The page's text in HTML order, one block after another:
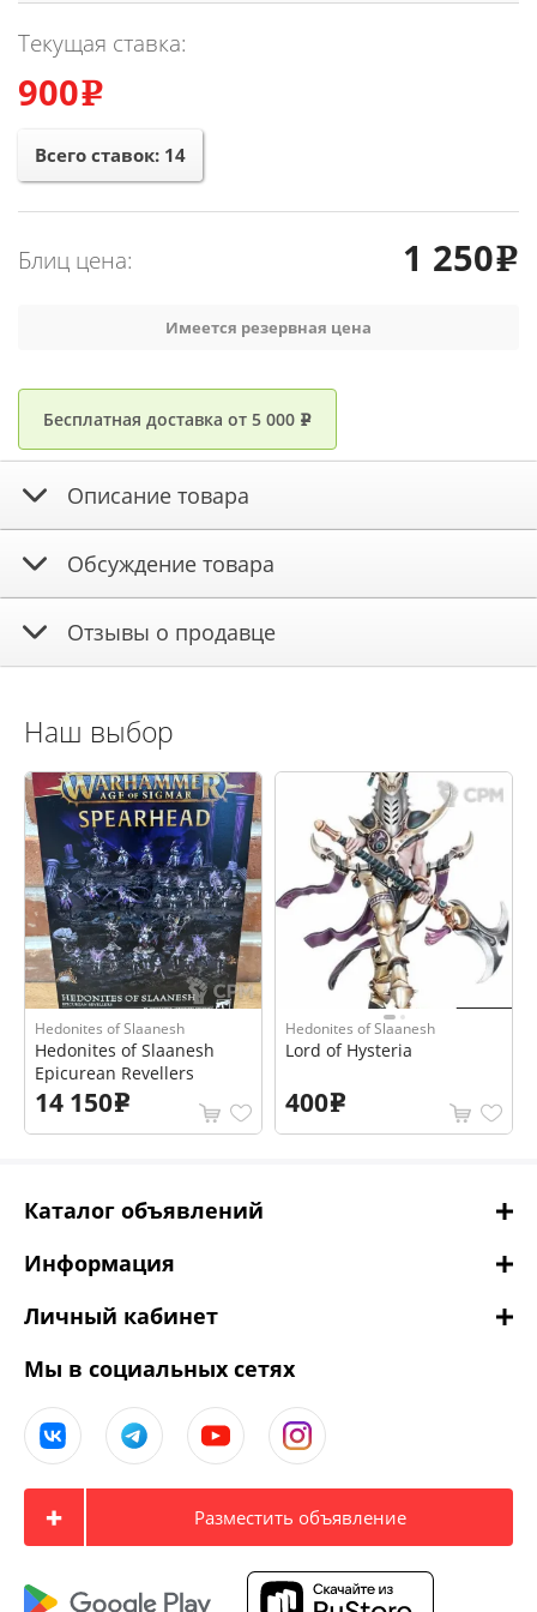
Текущая ставка:
900e
Всего ставок: 14
Блиц цена: 1 250e
Имеется резервная цена
Бесплатная доставка от 5 000 e
Описание товара
Обсуждение товара
Отзывы о продавце
Наш выбор
Hedonites of Slaanesh
Hedonites of Slaanesh
Epicurean Revellers
14 150e
Hedonites of Slaanesh
Lord of Hysteria
400e
Каталог объявлений
Информация
Личный кабинет
Мы в социальных сетях
Разместить объявление